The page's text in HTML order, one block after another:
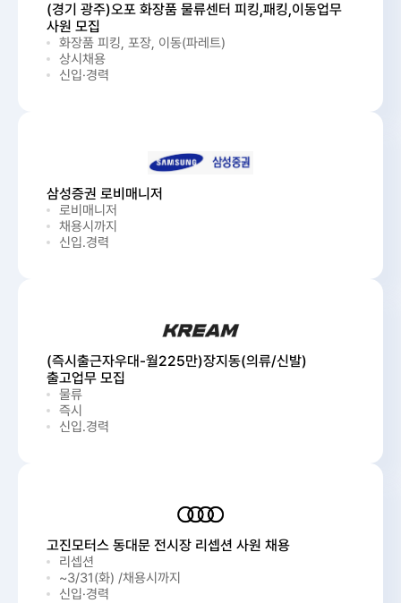
(경기 광주)오포 화장품 물류센터 피킹,패킹,이동업무
사원 모집
화장품 피킹, 포장, 이동(파레트)
상시채용
신입·경력
삼성증권 로비매니저
로비매니저
채용시까지
신입.경력
(즉시출근자우대-월225만)장지동(의류/신발)
출고업무 모집
물류
즉시
신입.경력
고진모터스 동대문 전시장 리셉션 사원 채용
리셉션
~3/31(화) /채용시까지
신입·경력